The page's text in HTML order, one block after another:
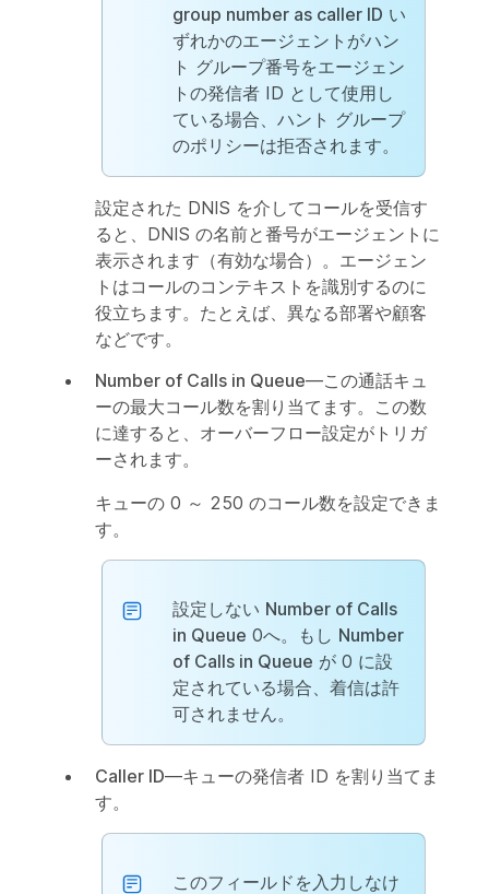
group number as caller ID い
ずれかのエージェントがハン
ト グループ番号をエージェン
トの発信者 ID として使用し
ている場合、ハント グループ
のポリシーは拒否されます。
設定された DNIS を介してコールを受信す
ると、DNIS の名前と番号がエージェントに
表示されます（有効な場合）。エージェン
トはコールのコンテキストを識別するのに
役立ちます。たとえば、異なる部署や顧客
などです。
Number of Calls in Queue—この通話キュ
ーの最大コール数を割り当てます。この数
に達すると、オーバーフロー設定がトリガ
ーされます。
キューの 0 ～ 250 のコール数を設定できま
す。
設定しない Number of Calls
in Queue 0へ。もし Number
of Calls in Queue が 0 に設
定されている場合、着信は許
可されません。
Caller ID—キューの発信者 ID を割り当てま
す。
このフィールドを入力しなけ